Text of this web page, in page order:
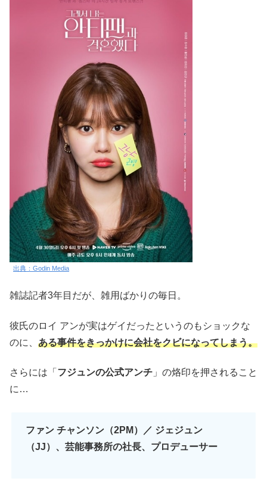
出典：Godin Media
雑誌記者3年目だが、雑用ばかりの毎日。
彼氏のロイ アンが実はゲイだったというのもショックな
のに、 ある事件をきっかけに会社をクビになってしまう。
さらには「 フジュンの公式アンチ 」の烙印を押されること
に…
ファン チャンソン（2PM）／ ジェジュン
（JJ）、芸能事務所の社長、プロデューサー